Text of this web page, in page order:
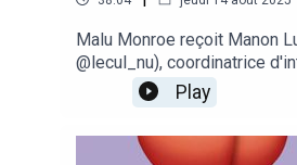
Malu Monroe reçoit Manon
@lecul_nu), coordinatrice
un peu partout sur les
questions plus ou moins
l'amour et à la sexualité.
Play